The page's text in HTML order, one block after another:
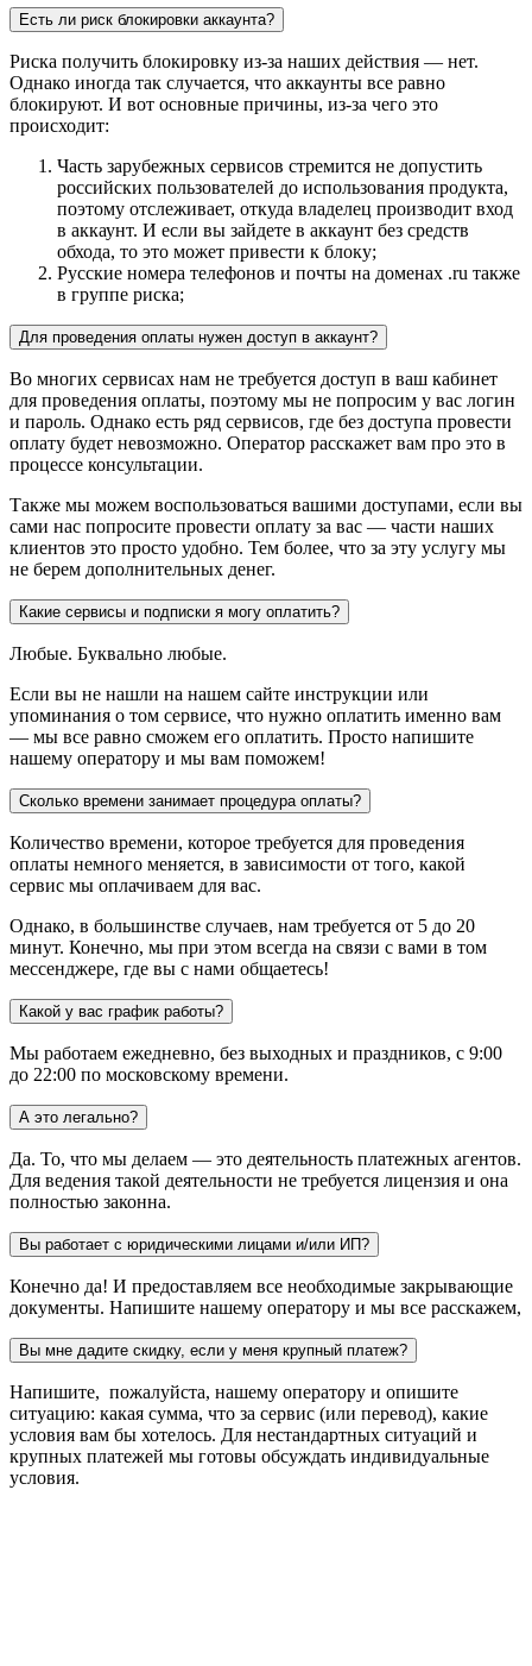
Есть ли риск блокировки аккаунта?
Риска получить блокировку из-за наших действия — нет.
Однако иногда так случается, что аккаунты все равно
блокируют. И вот основные причины, из-за чего это
происходит:
Часть зарубежных сервисов стремится не допустить
российских пользователей до использования продукта,
поэтому отслеживает, откуда владелец производит вход
в аккаунт. И если вы зайдете в аккаунт без средств
обхода, то это может привести к блоку;
Русские номера телефонов и почты на доменах .ru также
в группе риска;
Для проведения оплаты нужен доступ в аккаунт?
Во многих сервисах нам не требуется доступ в ваш кабинет
для проведения оплаты, поэтому мы не попросим у вас логин
и пароль. Однако есть ряд сервисов, где без доступа провести
оплату будет невозможно. Оператор расскажет вам про это в
процессе консультации.
Также мы можем воспользоваться вашими доступами, если вы
сами нас попросите провести оплату за вас — части наших
клиентов это просто удобно. Тем более, что за эту услугу мы
не берем дополнительных денег.
Какие сервисы и подписки я могу оплатить?
Любые. Буквально любые.
Если вы не нашли на нашем сайте инструкции или
упоминания о том сервисе, что нужно оплатить именно вам
— мы все равно сможем его оплатить. Просто напишите
нашему оператору и мы вам поможем!
Сколько времени занимает процедура оплаты?
Количество времени, которое требуется для проведения
оплаты немного меняется, в зависимости от того, какой
сервис мы оплачиваем для вас.
Однако, в большинстве случаев, нам требуется от 5 до 20
минут. Конечно, мы при этом всегда на связи с вами в том
мессенджере, где вы с нами общаетесь!
Какой у вас график работы?
Мы работаем ежедневно, без выходных и праздников, с 9:00
до 22:00 по московскому времени.
А это легально?
Да. То, что мы делаем — это деятельность платежных агентов.
Для ведения такой деятельности не требуется лицензия и она
полностью законна.
Вы работает с юридическими лицами и/или ИП?
Конечно да! И предоставляем все необходимые закрывающие
документы. Напишите нашему оператору и мы все расскажем,
Вы мне дадите скидку, если у меня крупный платеж?
Напишите, пожалуйста, нашему оператору и опишите
ситуацию: какая сумма, что за сервис (или перевод), какие
условия вам бы хотелось. Для нестандартных ситуаций и
крупных платежей мы готовы обсуждать индивидуальные
условия.